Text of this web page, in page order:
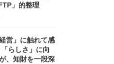
」的整理
営」に触れて感
らしさ」に向
、知財を一段深